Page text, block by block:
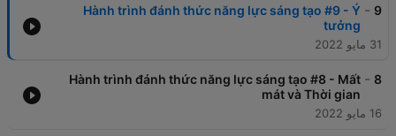
9
-
Hành trình đánh thức năng lực sáng tạo #9 - Ý
tưởng
31 مايو 2022
8
-
Hành trình đánh thức năng lực sáng tạo #8 - Mất
mát và Thời gian
16 مايو 2022